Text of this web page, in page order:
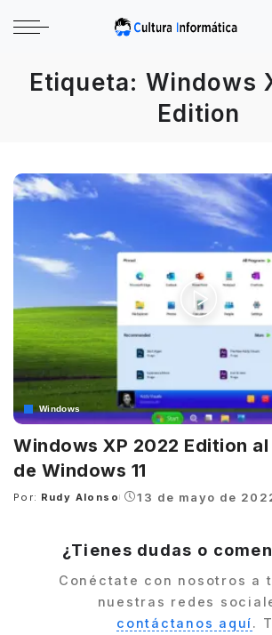
Etiqueta: Windows
Edition
Windows
Windows XP 2022 Edition
de Windows 11
Posted
Por: Rudy Alonso 13 de mayo de
¿Tienes dudas o
Conéctate con nosotros a
nuestras redes
contáctanos aquí.